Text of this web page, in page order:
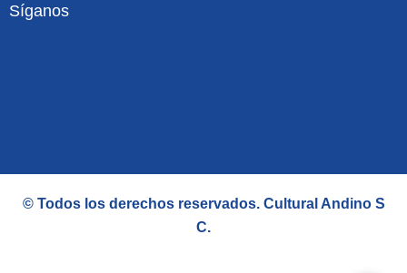
Síganos
e k
© Todos los derechos reservados. Cultural Andino S
C.